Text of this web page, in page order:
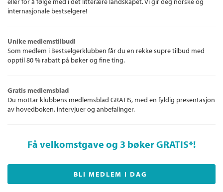
internasjonale bestselgere!
Unike medlemstilbud!
Som medlem i Bestselgerklubben får du en rekke supre tilbud med
opptil 80 % rabatt på bøker og fine ting.
Gratis medlemsblad
Du mottar klubbens medlemsblad GRATIS, med en fyldig presentasjon
av hovedboken, intervjuer og anbefalinger.
Få velkomstgave og 3 bøker GRATIS*!
BLI MEDLEM I DAG